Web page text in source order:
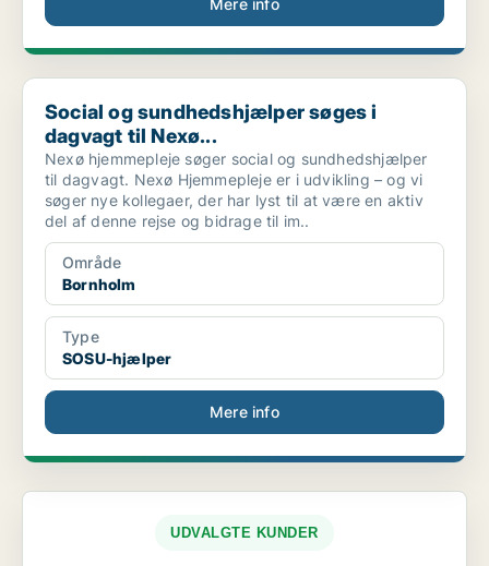
Mere info
Social og sundhedshjælper søges i dagvagt til Nexø...
Social og sundhedshjælper søges i
dagvagt til Nexø...
Nexø hjemmepleje søger social og sundhedshjælper
til dagvagt. Nexø Hjemmepleje er i udvikling – og vi
søger nye kollegaer, der har lyst til at være en aktiv
del af denne rejse og bidrage til im..
Område
Bornholm
Type
SOSU-hjælper
Mere info
UDVALGTE KUNDER